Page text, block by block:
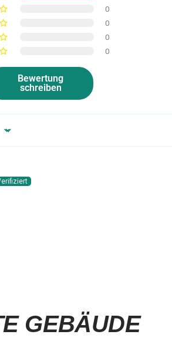
0
0
0
0
Bewertung
schreiben
GEBÄUDE